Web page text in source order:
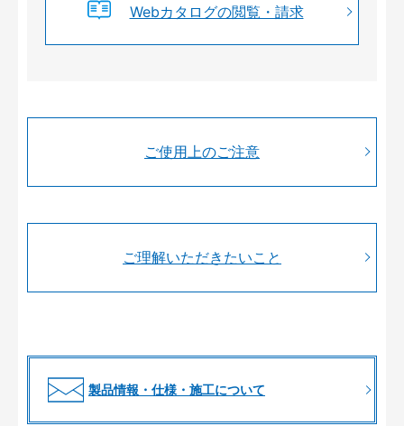
Webカタログの閲覧・請求
ご使用上のご注意
ご理解いただきたいこと
製品情報・仕様・施工について